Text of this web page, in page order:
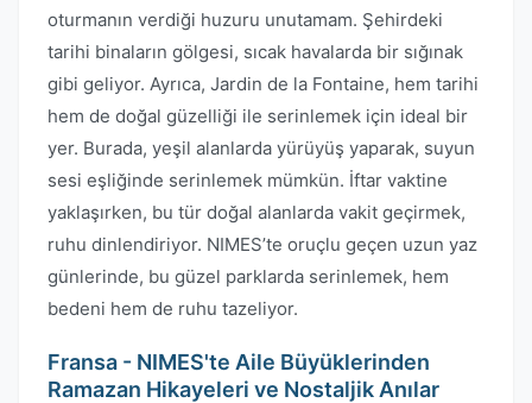
oturmanın verdiği huzuru unutamam. Şehirdeki
tarihi binaların gölgesi, sıcak havalarda bir sığınak
gibi geliyor. Ayrıca, Jardin de la Fontaine, hem tarihi
hem de doğal güzelliği ile serinlemek için ideal bir
yer. Burada, yeşil alanlarda yürüyüş yaparak, suyun
sesi eşliğinde serinlemek mümkün. İftar vaktine
yaklaşırken, bu tür doğal alanlarda vakit geçirmek,
ruhu dinlendiriyor. NIMES’te oruçlu geçen uzun yaz
günlerinde, bu güzel parklarda serinlemek, hem
bedeni hem de ruhu tazeliyor.
Fransa - NIMES'te Aile Büyüklerinden
Ramazan Hikayeleri ve Nostaljik Anılar